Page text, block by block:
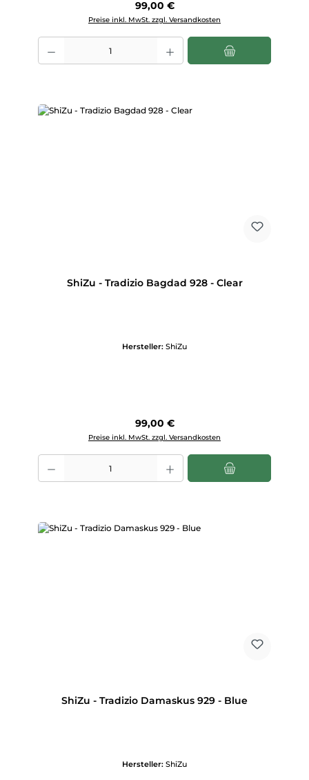
Regulärer Preis:
99,00 €
Preise inkl. MwSt. zzgl. Versandkosten
Produkt Anzahl: Gib den gewünschten Wert ein oder benutze die
ShiZu - Tradizio Bagdad 928 - Clear
Hersteller: ShiZu
Regulärer Preis:
99,00 €
Preise inkl. MwSt. zzgl. Versandkosten
Produkt Anzahl: Gib den gewünschten Wert ein oder benutze die
ShiZu - Tradizio Damaskus 929 - Blue
Hersteller: ShiZu